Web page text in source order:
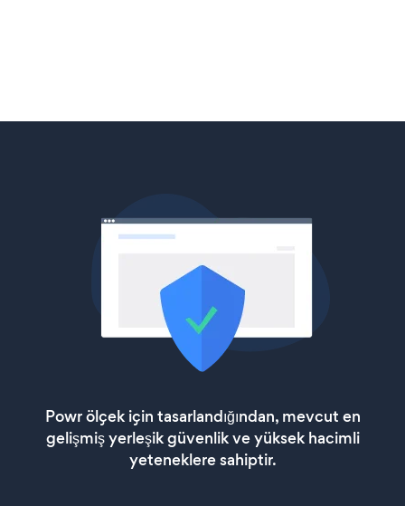
Powr ölçek için tasarlandığından, mevcut en
gelişmiş yerleşik güvenlik ve yüksek hacimli
yeteneklere sahiptir.